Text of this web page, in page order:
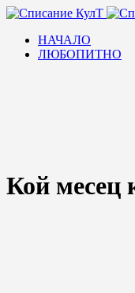
НАЧАЛО
ЛЮБОПИТНО
Кой месец